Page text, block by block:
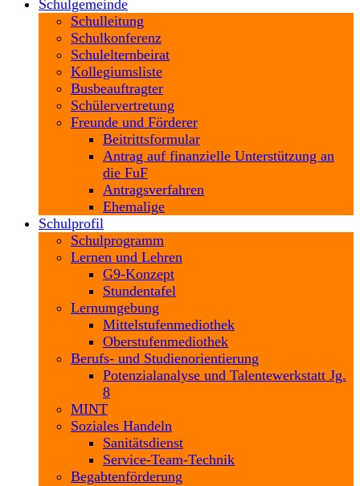
Schulgemeinde
Schulleitung
Schulkonferenz
Schulelternbeirat
Kollegiumsliste
Busbeauftragter
Schülervertretung
Freunde und Förderer
Beitrittsformular
Antrag auf finanzielle Unterstützung an
die FuF
Antragsverfahren
Ehemalige
Schulprofil
Schulprogramm
Lernen und Lehren
G9-Konzept
Stundentafel
Lernumgebung
Mittelstufenmediothek
Oberstufenmediothek
Berufs- und Studienorientierung
Potenzialanalyse und Talentewerkstatt Jg.
8
MINT
Soziales Handeln
Sanitätsdienst
Service-Team-Technik
Begabtenförderung